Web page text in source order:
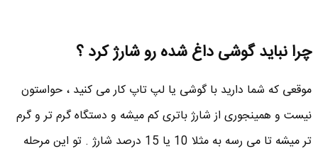
چرا نباید گوشی داغ شده رو شارژ کرد ؟
موقعی که شما دارید با گوشی یا لپ تاپ کار می کنید ، حواستون
نیست و همینجوری از شارژ باتری کم میشه و دستگاه گرم تر و گرم
تر میشه تا می رسه به مثلا 10 یا 15 درصد شارژ . تو این مرحله